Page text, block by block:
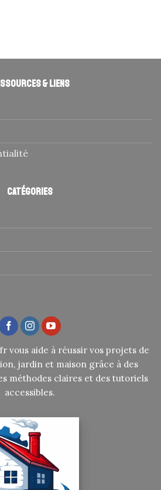
& liens
Catégories
vous aide à réussir vos projets de
jardin et maison grâce à des
méthodes claires et des tutoriels
accessibles.